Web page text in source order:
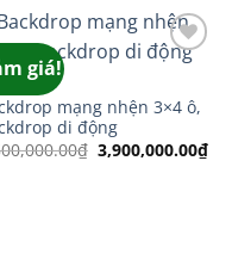
giá!
Add to
mạng nhện 3×4 ô,
di động
₫ Giá
gốc
3,900,000.00₫Giá